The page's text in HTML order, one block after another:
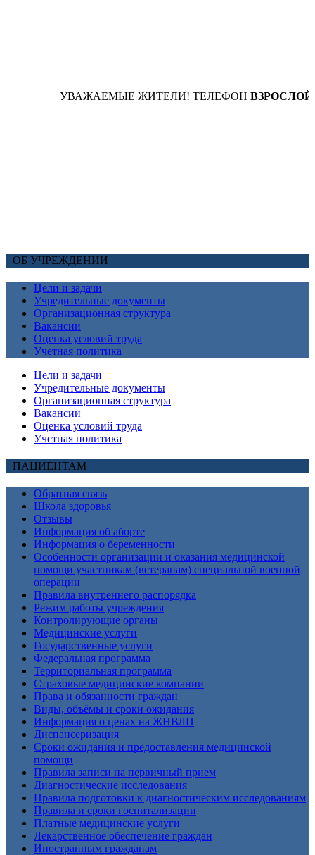
УВАЖАЕМЫЕ ЖИТЕЛИ! ТЕЛЕФОНВЗРОСЛОЙ
ОБ УЧРЕЖДЕНИИ
Цели и задачи
Учредительные документы
Организационная структура
Вакансии
Оценка условий труда
Учетная политика
Цели и задачи
Учредительные документы
Организационная структура
Вакансии
Оценка условий труда
Учетная политика
ПАЦИЕНТАМ
Обратная связь
Школа здоровья
Отзывы
Информация об аборте
Информация о беременности
Особенности организации и оказания медицинской
помощи участникам (ветеранам) специальной военной
операции
Правила внутреннего распорядка
Режим работы учреждения
Контролирующие органы
Медицинские услуги
Государственные услуги
Федеральная программа
Территориальная программа
Страховые медицинские компании
Права и обязанности граждан
Виды, объёмы и сроки ожидания
Информация о ценах на ЖНВЛП
Диспансеризация
Сроки ожидания и предоставления медицинской
помощи
Правила записи на первичный прием
Диагностические исследования
Правила подготовки к диагностическим исследованиям
Правила и сроки госпитализации
Платные медицинские услуги
Лекарственное обеспечение граждан
Иностранным гражданам